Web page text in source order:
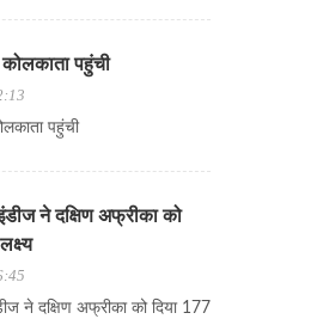
पहुंची
पहुंची
ने दक्षिण अफ्रीका को
ने दक्षिण अफ्रीका को दिया 177